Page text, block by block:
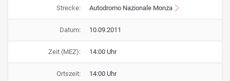
Strecke: Autodromo Nazionale Monza
Datum: 10.09.2011
Zeit (MEZ): 14:00 Uhr
Ortszeit: 14:00 Uhr